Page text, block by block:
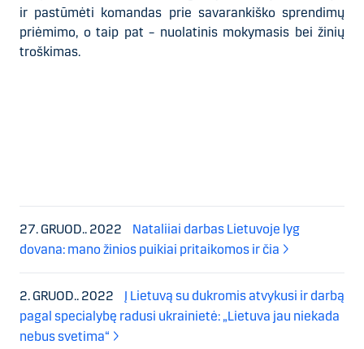
ir pastūmėti komandas prie savarankiško sprendimų
priėmimo, o taip pat – nuolatinis mokymasis bei žinių
troškimas.
27. GRUOD.. 2022
Nataliiai darbas Lietuvoje lyg
dovana: mano žinios puikiai pritaikomos ir čia
2. GRUOD.. 2022
Į Lietuvą su dukromis atvykusi ir darbą
pagal specialybę radusi ukrainietė: „Lietuva jau niekada
nebus svetima“